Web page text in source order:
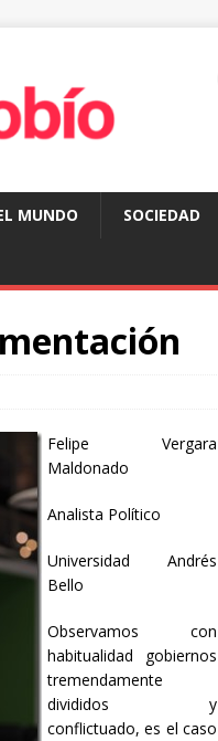
MUNDO SOCIEDAD
Felipe Vergara
Maldonado
Analista Político
Universidad Andrés
Bello
Observamos con
habitualidad gobiernos
tremendamente
divididos y
conflictuado, es el caso